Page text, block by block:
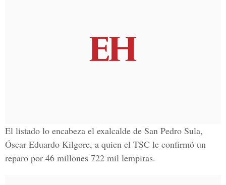
El listado lo encabeza el exalcalde de San Pedro Sula,
Óscar Eduardo Kilgore, a quien el TSC le confirmó un
reparo por 46 millones 722 mil lempiras.